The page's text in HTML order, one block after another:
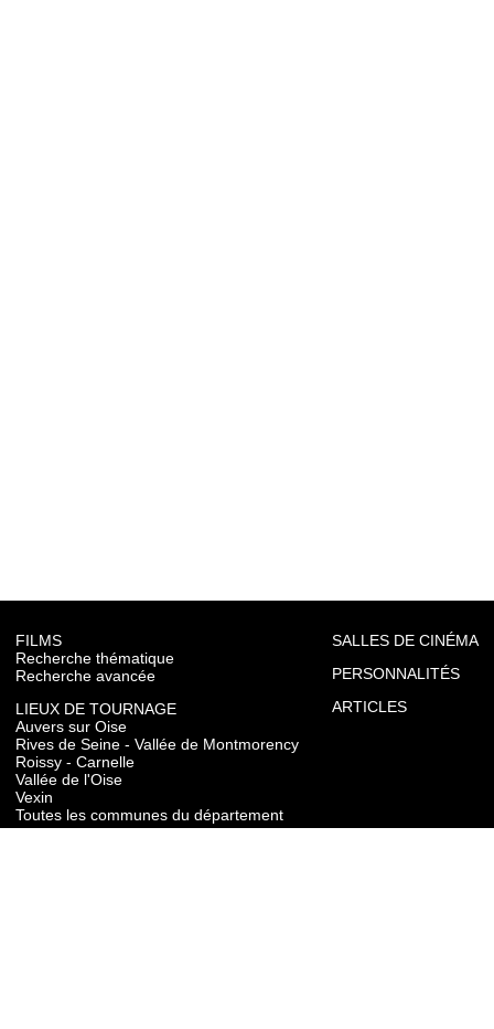
FILMS
Recherche thématique
Recherche avancée
LIEUX DE TOURNAGE
Auvers sur Oise
Rives de Seine - Vallée de Montmorency
Roissy - Carnelle
Vallée de l'Oise
Vexin
Toutes les communes du département
SALLES DE CINÉMA
PERSONNALITÉS
ARTICLES